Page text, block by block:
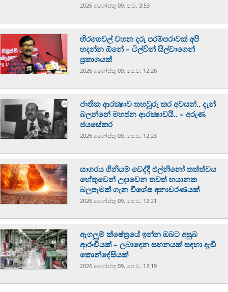
2026 අගෝස්‍තු 09, ප.ව. 3:53
හිරගෙවල් වහන දරු පරම්පරාවක් අපි
හදන්න ඕනේ – ටිල්වින් සිල්වාගෙන්
ප්‍රකාශයක්
2026 අගෝස්‍තු 09, පෙ.ව. 12:26
ජාතික ආරක්‍ෂාව තහවුරු කර අවසන්.. දැන්
බලන්නේ මහජන ආරක්‍ෂාවයි.. – අරුණ
ජයසේකර
2026 අගෝස්‍තු 09, පෙ.ව. 12:23
සාගරය ගිනියම් වෙද්දී එල්නිනෝ තත්ත්වය
හේතුවෙන් උදාවෙන තවත් භයානක
බලපෑමක් ගැන විශේෂ අනාවරණයක්
2026 අගෝස්‍තු 09, පෙ.ව. 12:21
ඇගලුම් ක්ෂේත්‍රයේ ඉන්න ඔබට අසුබ
ආරංචියක් – ලබාදෙන සහනයක් සඳහා දැඩි
කොන්දේසියක්
2026 අගෝස්‍තු 09, පෙ.ව. 12:19